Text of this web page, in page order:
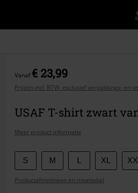
Vanaf€ 23,99
Prijzen incl. BTW, exclusief verpakkings- en
USAF T-shirt zwart
Meer product informatie
Kies
je
maat
S M XL XXL
Productafmetingen en maattabel